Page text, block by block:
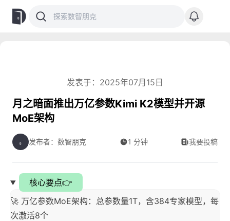
发表于：2025年07月15日
月之暗面推出万亿参数Kimi K2模型并开源
MoE架构
发布者：数智朋克 1 分钟 我要投稿
核心要点👉
🚀 万亿参数MoE架构：总参数量1T，含384专家模型，每
次激活8个